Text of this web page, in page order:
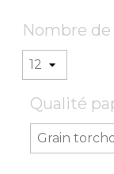
Nombre de
Qualité